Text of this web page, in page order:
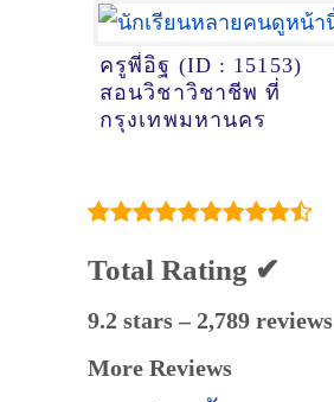
ครูพี่อิฐ (ID : 15153)
สอนวิชาวิชาชีพ ที่
กรุงเทพมหานคร
Total Rating ✔
9.2 stars – 2,789 reviews
More Reviews